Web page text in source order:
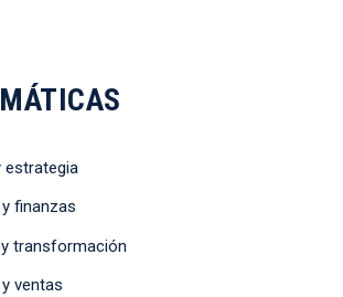
estrategia
finanzas
transformación
ventas